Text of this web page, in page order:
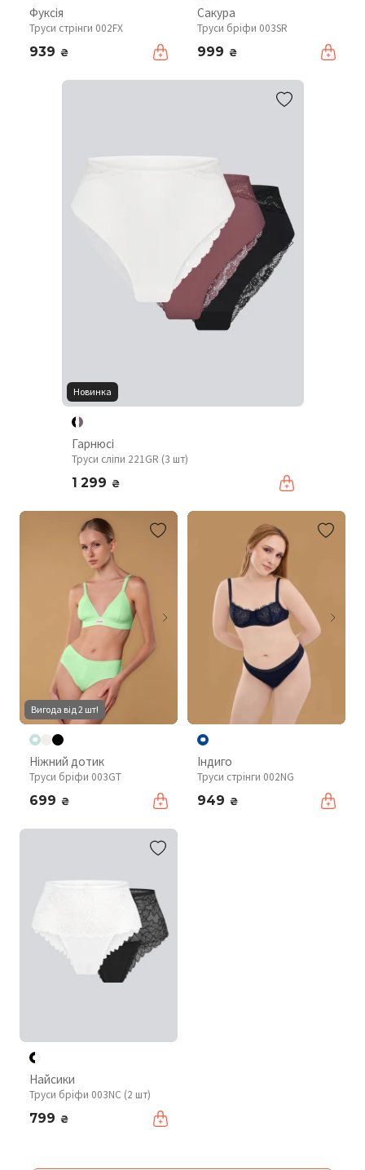
Фуксія
Труси стрінги 002FX
939 ₴
Сакура
Труси бріфи 003SR
999 ₴
Новинка
Гарнюсі
Труси сліпи 221GR (3 шт)
1 299 ₴
Вигода від 2 шт!
Ніжний дотик
Труси бріфи 003GT
699 ₴
Індиго
Труси стрінги 002NG
949 ₴
Найсики
Труси бріфи 003NC (2 шт)
799 ₴